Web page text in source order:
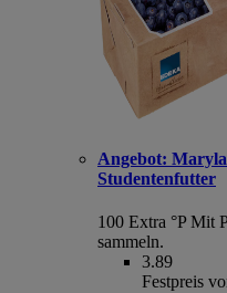
Angebot:
Studentenfutter
100 Extra °P Mit
sammeln.
3.89
Festpreis